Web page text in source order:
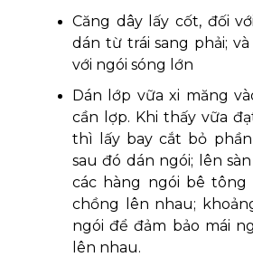
Căng dây lấy cốt, đối
dán từ trái sang phải;
với ngói sóng lớn
Dán lớp vữa xi măng
cần lợp. Khi thấy vữa
thì lấy bay cắt bỏ
sau đó dán ngói; lên
các hàng ngói bê tông
chồng lên nhau;
ngói để đảm bảo mái
lên nhau.